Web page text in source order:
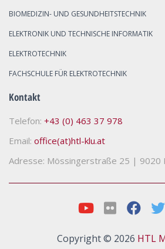
BIOMEDIZIN- UND GESUNDHEITSTECHNIK
ELEKTRONIK UND TECHNISCHE INFORMATIK
ELEKTROTECHNIK
FACHSCHULE FÜR ELEKTROTECHNIK
Kontakt
Telefon: +43 (0) 463 37 978
Email: office(at)htl-klu.at
Adresse: Mössingerstraße 25 | 9020
Copyright © 2026 HTL